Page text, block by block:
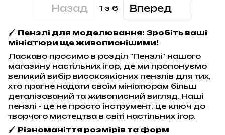
Назад 1 з 6 Вперед
🖌️ Пензлі для моделювання: Зробіть ваші
мініатюри ще живописнішими!
Ласкаво просимо в розділ "Пензлі" нашого
магазину настільних ігор, де ми пропонуємо
великий вибір високоякісних пензлів для тих,
хто прагне надати своїм мініатюрам більш
деталізований та живописний вигляд. Наші
пензлі - це не просто інструмент, це ключ до
творчого мистецтва в світі настільних ігор.
🖌️ Різноманіття розмірів та форм